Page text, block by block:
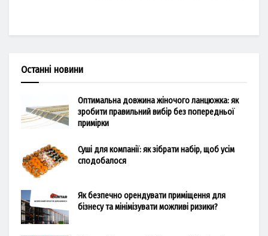
Останні новини
Оптимальна довжина жіночого ланцюжка: як
зробити правильний вибір без попередньої
примірки
Суші для компанії: як зібрати набір, щоб усім
сподобалося
Як безпечно орендувати приміщення для
бізнесу та мінімізувати можливі ризики?